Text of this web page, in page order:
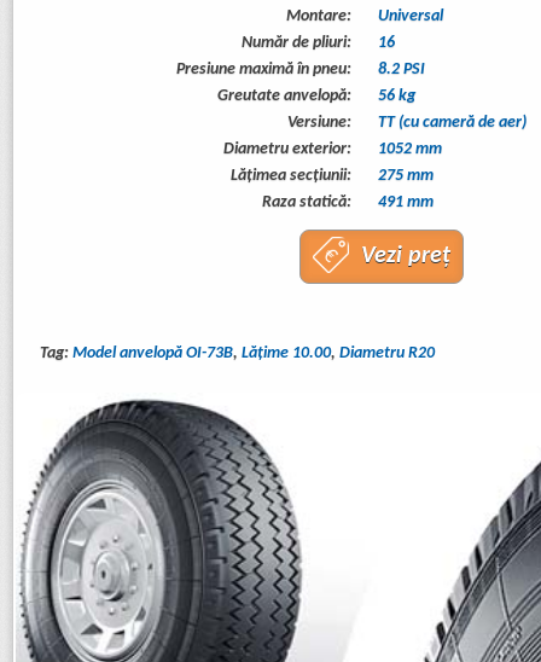
Montare:
Universal
Număr de pliuri:
16
Presiune maximă în pneu:
8.2 PSI
Greutate anvelopă:
56 kg
Versiune:
TT (cu cameră de aer)
Diametru exterior:
1052 mm
Lăţimea secţiunii:
275 mm
Raza statică:
491 mm
Vezi preț
Tag: Model anvelopă OI-73B, Lăţime 10.00, Diametru R20